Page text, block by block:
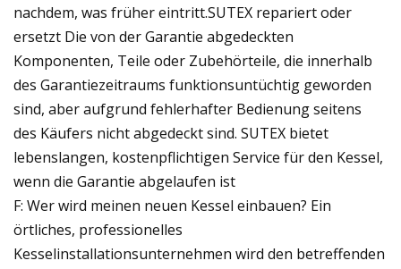
nachdem, was früher eintritt.SUTEX repariert oder
ersetzt Die von der Garantie abgedeckten
Komponenten, Teile oder Zubehörteile, die innerhalb
des Garantiezeitraums funktionsuntüchtig geworden
sind, aber aufgrund fehlerhafter Bedienung seitens
des Käufers nicht abgedeckt sind. SUTEX bietet
lebenslangen, kostenpflichtigen Service für den Kessel,
wenn die Garantie abgelaufen ist
F: Wer wird meinen neuen Kessel einbauen? Ein
örtliches, professionelles
Kesselinstallationsunternehmen wird den betreffenden